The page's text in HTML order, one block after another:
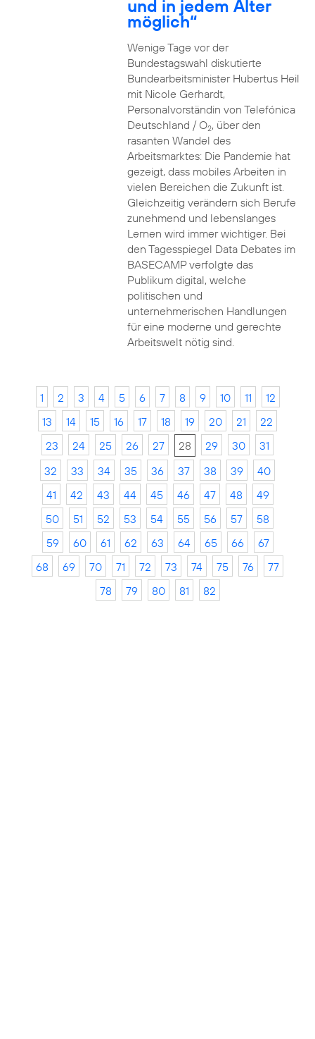
und in jedem Alter
möglich“
Wenige Tage vor der
Bundestagswahl diskutierte
Bundearbeitsminister Hubertus Heil
mit Nicole Gerhardt,
Personalvorständin von Telefónica
Deutschland / O2, über den
rasanten Wandel des
Arbeitsmarktes: Die Pandemie hat
gezeigt, dass mobiles Arbeiten in
vielen Bereichen die Zukunft ist.
Gleichzeitig verändern sich Berufe
zunehmend und lebenslanges
Lernen wird immer wichtiger. Bei
den Tagesspiegel Data Debates im
BASECAMP verfolgte das
Publikum digital, welche
politischen und
unternehmerischen Handlungen
für eine moderne und gerechte
Arbeitswelt nötig sind.
1 2 3 4 5 6 7 8 9 10 11
12
13
14 15 16 17 18 19 20 21
22
23
24 25 26 27 28 29 30
31
32
33 34 35 36 37 38 39
40
41
42 43 44 45 46 47 48
49
50
51 52 53 54 55 56 57
58
59
60 61 62 63 64 65 66
67
68
69 70 71 72 73 74 75 76
77
78
79 80 81 82